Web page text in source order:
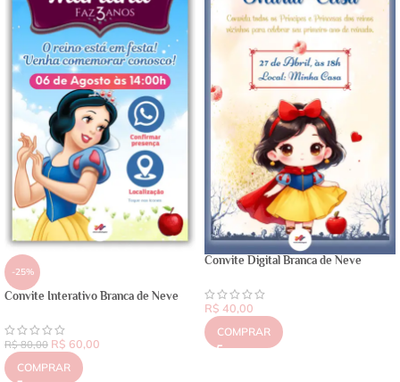
-25%
Convite Interativo Branca de Neve
R$80,00 R$ 60,00
COMPRAR
Convite Digital Branca de Neve
R$ 40,00
COMPRAR